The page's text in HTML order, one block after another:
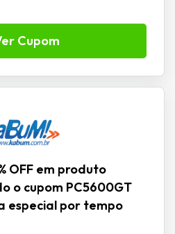
Cupom
OFF em produto
o cupom PC5600GT
por tempo